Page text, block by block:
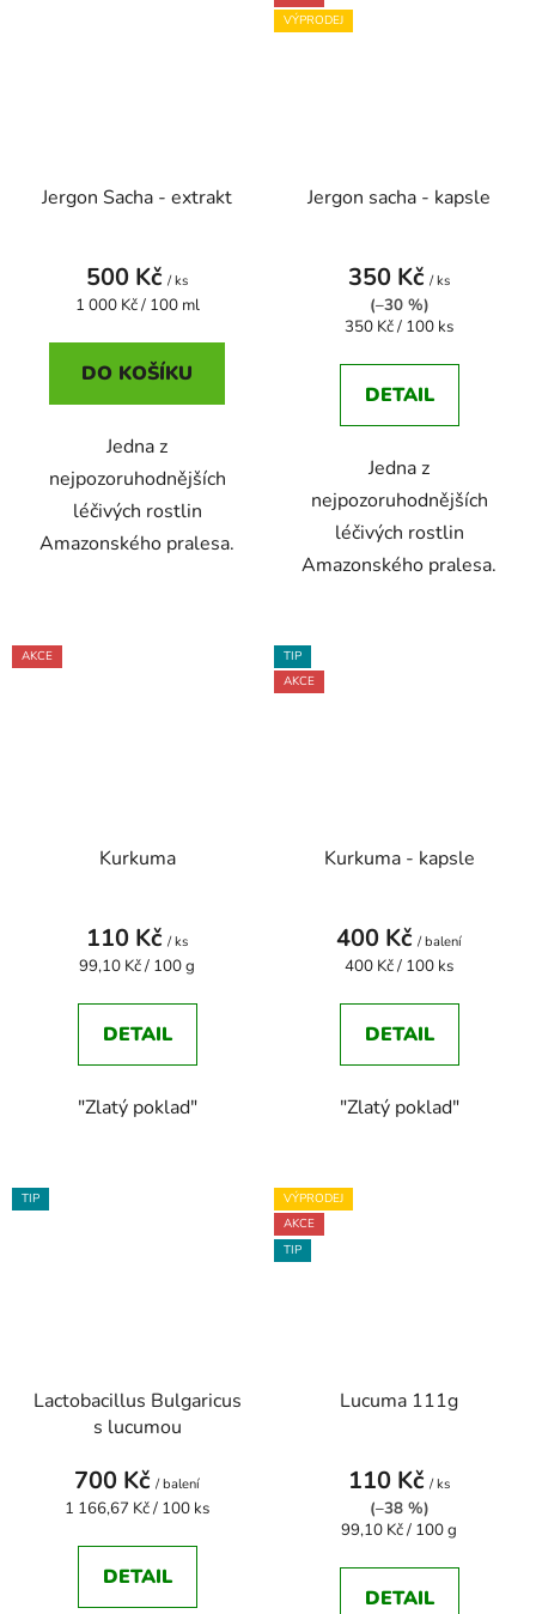
Jergon Sacha - extrakt
500 Kč / ks
Měrná
1 000 Kč / 100 ml
DO KOŠÍKU
Jedna z
nejpozoruhodnějších
léčivých rostlin
Amazonského pralesa.
VÝPRODEJ
Jergon sacha - kapsle
350 Kč / ks
(–30 %)
Měrná
350 Kč / 100 ks
DETAIL
Jedna z
nejpozoruhodnějších
léčivých rostlin
Amazonského pralesa.
AKCE
Kurkuma
110 Kč / ks
Měrná
99,10 Kč / 100 g
DETAIL
"Zlatý poklad"
TIP
AKCE
Kurkuma - kapsle
400 Kč / balení
Měrná
400 Kč / 100 ks
DETAIL
"Zlatý poklad"
TIP
Lactobacillus Bulgaricus
s lucumou
700 Kč / balení
Měrná
1 166,67 Kč / 100 ks
DETAIL
VÝPRODEJ
AKCE
TIP
Lucuma 111g
110 Kč / ks
(–38 %)
Měrná
99,10 Kč / 100 g
DETAIL